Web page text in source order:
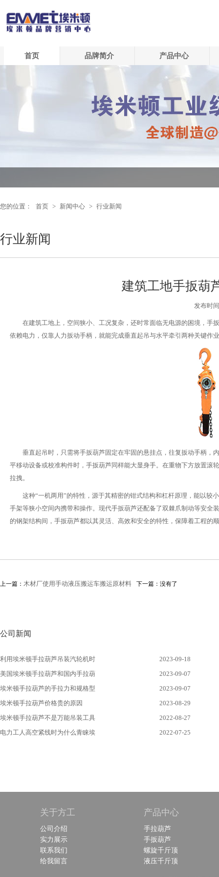
首页 品牌简介 产品中心
您的位置： 首页 > 新闻中心 > 行业新闻
行业新闻
建筑工地手扳葫
发布时
在建筑工地上，空间狭小、工况复杂，还时常面临无电源的困境，手
依赖电力，仅靠人力扳动手柄，就能完成垂直起吊与水平牵引两种关键作
垂直起吊时，只需将手扳葫芦固定在牢固的悬挂点，往复扳动手柄，
平移动设备或校准构件时，手扳葫芦同样能大显身手。在重物下方放置
拉拽。
这种“一机两用”的特性，源于其精密的钳式结构和杠杆原理，能以
手架等狭小空间内携带和操作。现代手扳葫芦还配备了双棘爪制动等安
的钢架结构间，手扳葫芦都以其灵活、高效和安全的特性，保障着工程的
上一篇： 木材厂使用手动液压搬运车搬运原材料 下一篇：没有了
公司新闻
利用埃米顿手拉葫芦吊装汽轮机时
2023-09-18
美国埃米顿手拉葫芦和国内手拉葫
2023-09-07
埃米顿手拉葫芦的手拉力和规格型
2023-09-07
埃米顿手拉葫芦价格贵的原因
2023-08-29
埃米顿手拉葫芦不是万能吊装工具
2022-08-27
电力工人高空紧线时为什么青睐埃
2022-07-25
关于方工
公司介绍
实力展示
联系我们
给我留言
产品中心
手拉葫芦
手扳葫芦
螺旋千斤顶
液压千斤顶